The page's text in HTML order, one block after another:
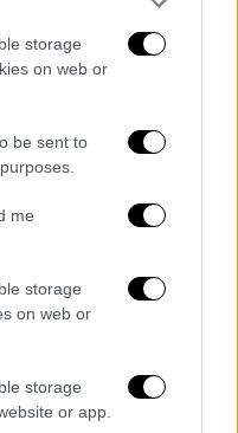
storage
on web or
be sent to
me
storage
on web or
storage
or app.
για πρώτη
στα καύσιμα
τις
imerisia.gr
σχόλια θα